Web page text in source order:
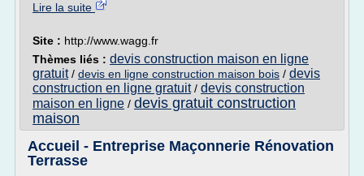
Lire la suite
Site : http://www.wagg.fr
Thèmes liés : devis construction maison en ligne
gratuit/ devis en ligne construction maison bois / devis
construction en ligne gratuit/ devis construction
maison en ligne / devis gratuit construction
maison
Accueil - Entreprise Maçonnerie Rénovation
Terrasse